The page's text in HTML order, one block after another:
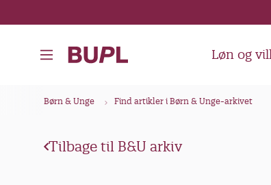
å
Løn og
Børn & Unge Find artikler i Børn & Unge-arkivet
Tilbage til B&U arkiv